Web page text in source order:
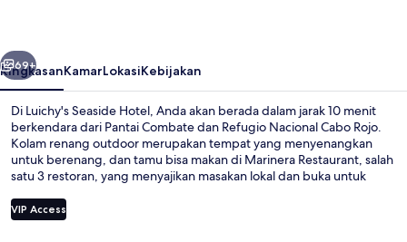
Berikutnya
69+
RingkasanKamarLokasiKebijakan
Di Luichy's Seaside Hotel, Anda akan berada dalam jarak 10 menit
berkendara dari Pantai Combate dan Refugio Nacional Cabo Rojo.
Kolam renang outdoor merupakan tempat yang menyenangkan
untuk berenang, dan tamu bisa makan di Marinera Restaurant, salah
satu 3 restoran, yang menyajikan masakan lokal dan buka untuk
roti/camilan, dan teras adalah keunggulan lainnya.Para traveler
terkesan dengan staf.
VIP Access